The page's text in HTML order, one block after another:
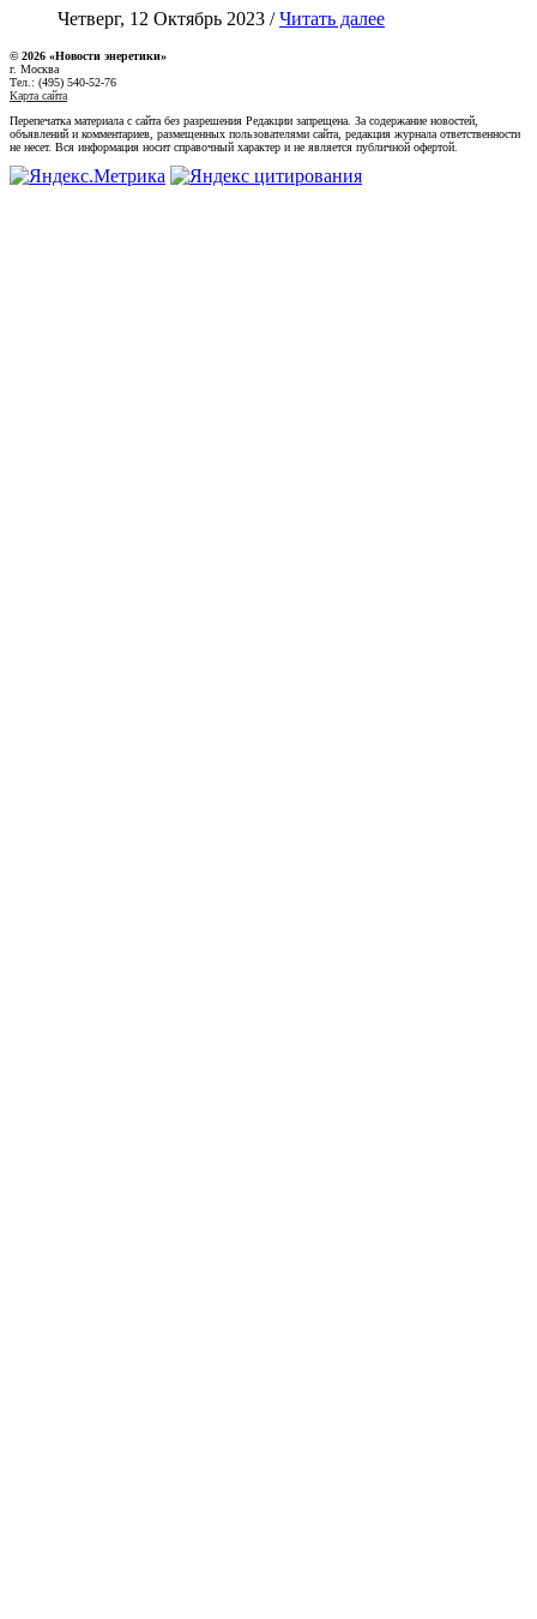
Четверг, 12 Октябрь 2023 /Читать далее
© 2026 «Новости энеретики»
г. Москва
Тел.: (495) 540-52-76
Карта сайта
Перепечатка материала с сайта без разрешения Редакции запрещена. За содержание новостей,
объявлений и комментариев, размещенных пользователями сайта, редакция журнала ответственности
не несет. Вся информация носит справочный характер и не является публичной офертой.